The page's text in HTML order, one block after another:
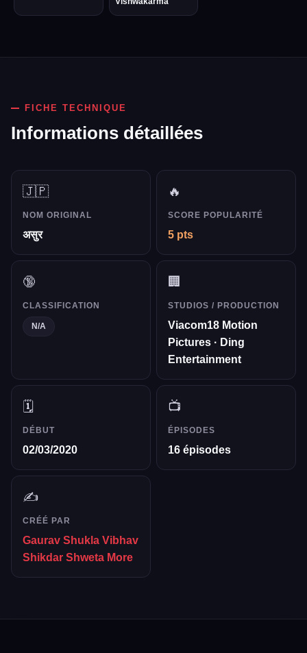
FICHE TECHNIQUE
Informations détaillées
🇯🇵
NOM ORIGINAL
असुर
🔥
SCORE POPULARITÉ
5 pts
🔞
CLASSIFICATION
N/A
🏢
STUDIOS / PRODUCTION
Viacom18 Motion
Pictures · Ding
Entertainment
🗓️
DÉBUT
02/03/2020
📺
ÉPISODES
16 épisodes
✍️
CRÉÉ PAR
Gaurav Shukla Vibhav
Shikdar Shweta More